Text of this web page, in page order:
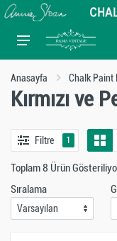
Anasayfa Chalk Paint
Kırmızı ve
Filtre 1
Toplam 8 Ürün
Sıralama